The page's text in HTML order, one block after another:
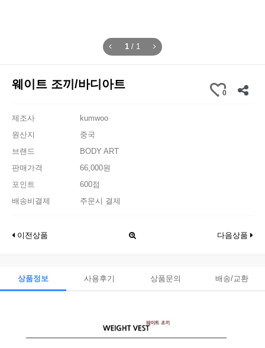
1 / 1
웨이트 조끼/바디아트
0
제조사
kumwoo
원산지
중국
브랜드
BODY ART
판매가격
66,000원
포인트
600점
배송비결제
주문시 결제
이전상품 다음상품
상품정보 사용후기 상품문의 배송/교환